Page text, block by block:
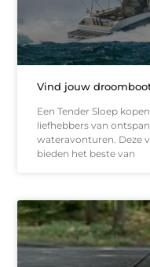
Vind jouw
Een Tender Sloep
liefhebbers van
wateravonturen. Deze
bieden het beste van